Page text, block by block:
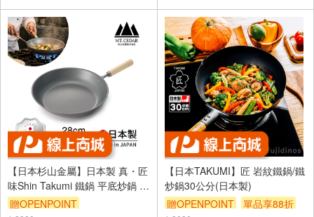
【日本杉山金屬】日本製 真・匠
味Shin Takumi 鐵鍋 平底炒鍋 煎
鍋 28cm(IH全對應)
贈OPENPOINT
【日本TAKUMI】匠 岩紋鐵鍋/鐵
炒鍋30公分(日本製)
贈OPENPOINT
單品享88折